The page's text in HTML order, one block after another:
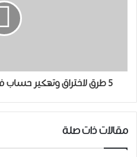
5 طرق لاختراق وتهكير حساب فيسبوك وطرق الحماية منها
مقالات ذات صلة